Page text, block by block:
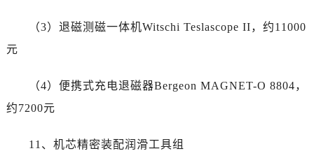
（3）退磁测磁一体机Witschi Teslascope II，约11000
元
（4）便携式充电退磁器Bergeon MAGNET-O 8804，
约7200元
11、机芯精密装配润滑工具组